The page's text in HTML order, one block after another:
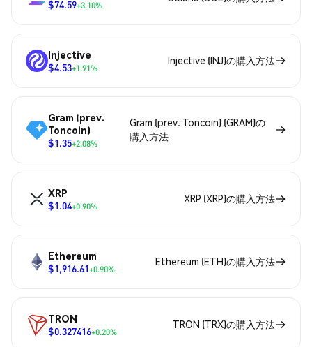
$74.59+3.10%
Injective
$4.53+1.91%
Injective (INJ)の購入方法
Gram (prev.
Toncoin)
$1.35+2.08%
Gram (prev. Toncoin) (GRAM)の
購入方法
XRP
$1.04+0.90%
XRP (XRP)の購入方法
Ethereum
$1,916.61+0.90%
Ethereum (ETH)の購入方法
TRON
$0.327416+0.20%
TRON (TRX)の購入方法